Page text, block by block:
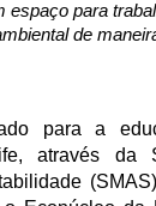
espaço para
de
para a
através da